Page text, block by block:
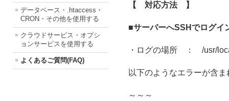
データベース・.htaccess・
CRON・その他を使用する
クラウドサービス・オプシ
ョンサービスを使用する
よくあるご質問(FAQ)
【 対応方法 】
■サーバーへSSHでログイ
・ログの場所 ： /usr/
以下のようなエラーが含
～～～